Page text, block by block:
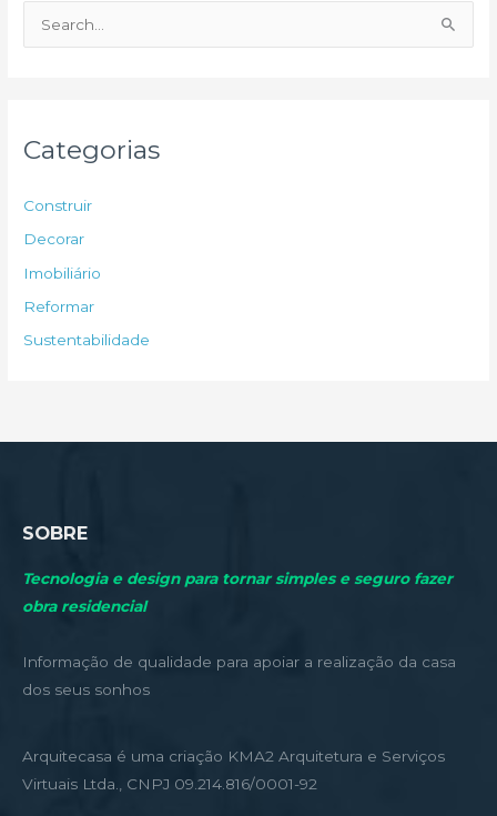
e
p
o
r
Categorias
Construir
Decorar
Imobiliário
Reformar
Sustentabilidade
SOBRE
Tecnologia e design para tornar simples e seguro fazer
obra residencial
Informação de qualidade para apoiar a realização da casa
dos seus sonhos
Arquitecasa é uma criação KMA2 Arquitetura e Serviços
Virtuais Ltda., CNPJ 09.214.816/0001-92